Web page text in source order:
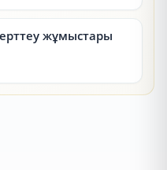
жұмыстары